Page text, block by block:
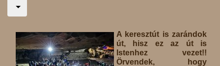
A keresztút is zarándok
út, hisz ez az út is
Istenhez vezet!!
Örvendek, hogy